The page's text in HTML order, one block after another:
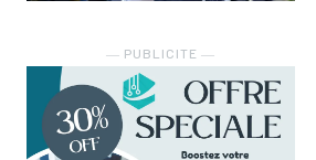
― PUBLICITE ―